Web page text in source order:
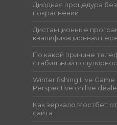
Диодная процедура
покраснений
Дистанционные
квалификационная
По какой причине
стабильный
Winter fishing Live
Perspective on live
Как зеркало Мостбет
сайта